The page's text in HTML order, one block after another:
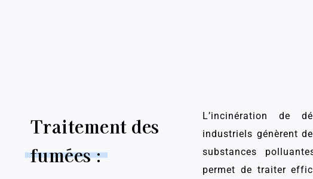
Traitement des
fumées :
L’incinération de
industriels génèrent
substances
permet de traiter